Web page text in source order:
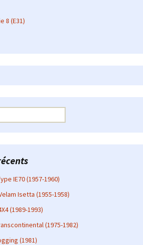
8 (E31)
IE70 (1957-1960)
Isetta (1955-1958)
(1989-1993)
(1975-1982)
(1981)